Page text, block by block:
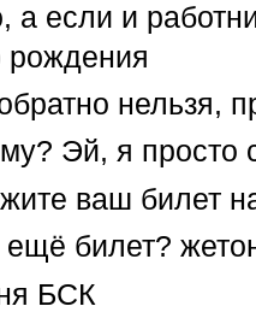
а если и
рождения
нельзя,
Эй, я просто
ваш билет
ещё билет?
БСК